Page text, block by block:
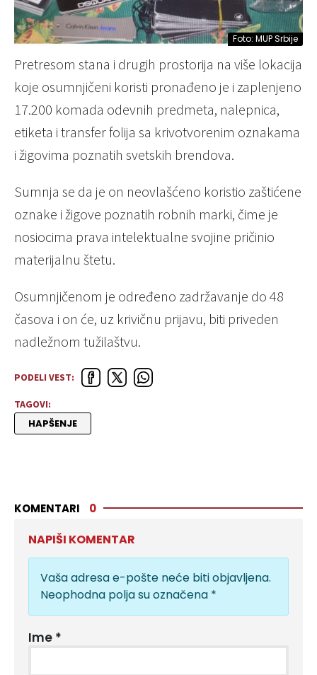
Foto: MUP Srbije
Pretresom stana i drugih prostorija na više lokacija
koje osumnjičeni koristi pronađeno je i zaplenjeno
17.200 komada odevnih predmeta, nalepnica,
etiketa i transfer folija sa krivotvorenim oznakama
i žigovima poznatih svetskih brendova.
Sumnja se da je on neovlašćeno koristio zaštićene
oznake i žigove poznatih robnih marki, čime je
nosiocima prava intelektualne svojine pričinio
materijalnu štetu.
Osumnjičenom je određeno zadržavanje do 48
časova i on će, uz krivičnu prijavu, biti priveden
nadležnom tužilaštvu.
PODELI VEST:
TAGOVI:
HAPŠENJE
KOMENTARI 0
NAPIŠI KOMENTAR
Vaša adresa e-pošte neće biti objavljena.
Neophodna polja su označena *
Ime *